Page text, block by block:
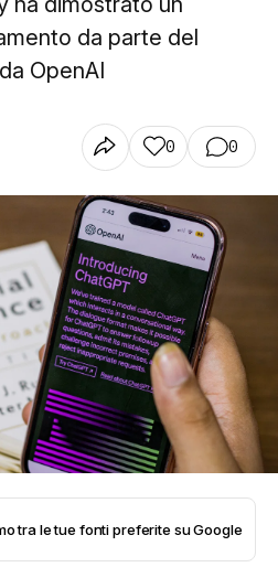
da parte del
OpenAI
0 0
tra le tue fonti preferite su Google